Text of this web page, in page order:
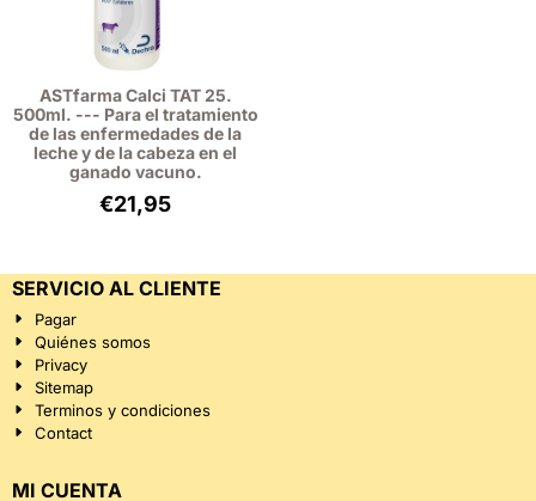
ASTfarma Calci TAT 25.
500ml. --- Para el tratamiento
de las enfermedades de la
leche y de la cabeza en el
ganado vacuno.
€21,95
SERVICIO AL CLIENTE
Pagar
Quiénes somos
Privacy
Sitemap
Terminos y condiciones
Contact
MI CUENTA